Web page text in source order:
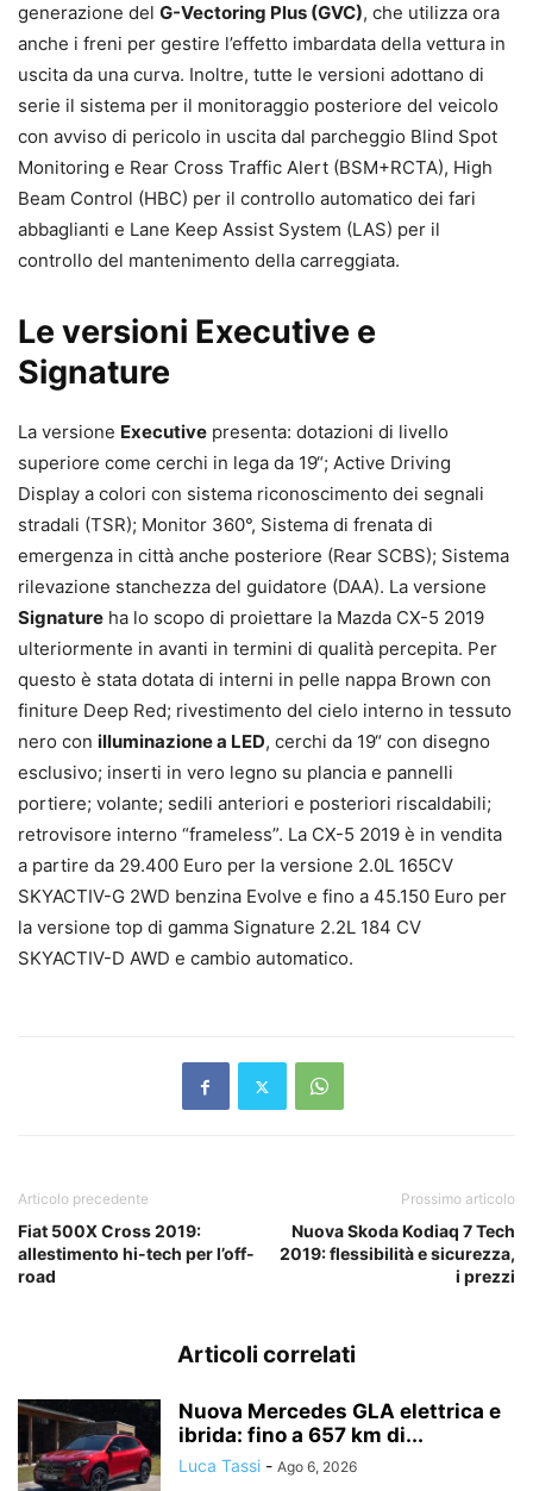
generazione del G-Vectoring Plus (GVC), che utilizza ora
anche i freni per gestire l’effetto imbardata della vettura in
uscita da una curva. Inoltre, tutte le versioni adottano di
serie il sistema per il monitoraggio posteriore del veicolo
con avviso di pericolo in uscita dal parcheggio Blind Spot
Monitoring e Rear Cross Traffic Alert (BSM+RCTA), High
Beam Control (HBC) per il controllo automatico dei fari
abbaglianti e Lane Keep Assist System (LAS) per il
controllo del mantenimento della carreggiata.
Le versioni Executive e
Signature
La versione Executive presenta: dotazioni di livello
superiore come cerchi in lega da 19“; Active Driving
Display a colori con sistema riconoscimento dei segnali
stradali (TSR); Monitor 360°, Sistema di frenata di
emergenza in città anche posteriore (Rear SCBS); Sistema
rilevazione stanchezza del guidatore (DAA). La versione
Signature ha lo scopo di proiettare la Mazda CX-5 2019
ulteriormente in avanti in termini di qualità percepita. Per
questo è stata dotata di interni in pelle nappa Brown con
finiture Deep Red; rivestimento del cielo interno in tessuto
nero con illuminazione a LED, cerchi da 19“ con disegno
esclusivo; inserti in vero legno su plancia e pannelli
portiere; volante; sedili anteriori e posteriori riscaldabili;
retrovisore interno “frameless”. La CX-5 2019 è in vendita
a partire da 29.400 Euro per la versione 2.0L 165CV
SKYACTIV-G 2WD benzina Evolve e fino a 45.150 Euro per
la versione top di gamma Signature 2.2L 184 CV
SKYACTIV-D AWD e cambio automatico.
Articolo precedente
Fiat 500X Cross 2019:
allestimento hi-tech per l’off-
road
Prossimo articolo
Nuova Skoda Kodiaq 7 Tech
2019: flessibilità e sicurezza,
i prezzi
Articoli correlati
Nuova Mercedes GLA elettrica e
ibrida: fino a 657 km di...
Luca Tassi - Ago 6, 2026